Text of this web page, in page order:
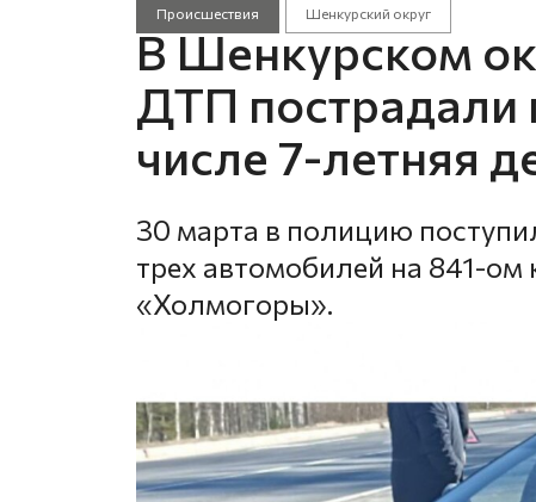
Происшествия Шенкурский округ
В Шенкурском
ДТП пострадали
числе 7-летняя
30 марта в полицию
трех автомобилей на 841-
«Холмогоры».